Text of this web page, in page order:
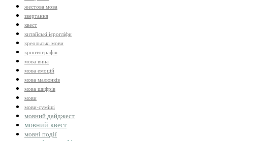
жестова мова
звертання
квест
китайські ієрогліфи
креольські мови
криптографія
мова вина
мова емоцій
мова малюнків
мова шифрів
мови
мови-суміші
мовний дайджест
мовний квест
мовні події